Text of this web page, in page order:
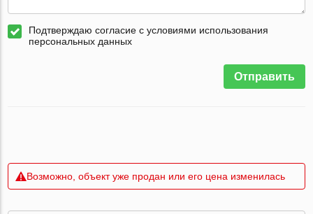
Подтверждаю согласие с условиями использования
персональных данных
Отправить
Возможно, объект уже продан или его цена изменилась